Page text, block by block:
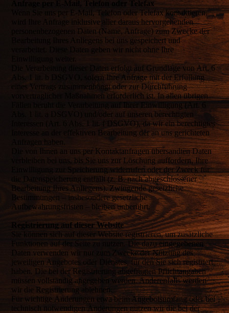
Anfrage per E-Mail, Telefon oder Telefax
Wenn Sie uns per E-Mail, Telefon oder Telefax kontaktieren,
wird Ihre Anfrage inklusive aller daraus hervorgehenden
personenbezogenen Daten (Name, Anfrage) zum Zwecke der
Bearbeitung Ihres Anliegens bei uns gespeichert und
verarbeitet. Diese Daten geben wir nicht ohne Ihre
Einwilligung weiter.
Die Verarbeitung dieser Daten erfolgt auf Grundlage von Art. 6
Abs. 1 lit. b DSGVO, sofern Ihre Anfrage mit der Erfüllung
eines Vertrags zusammenhängt oder zur Durchführung
vorvertraglicher Maßnahmen erforderlich ist. In allen übrigen
Fällen beruht die Verarbeitung auf Ihrer Einwilligung (Art. 6
Abs. 1 lit. a DSGVO) und/oder auf unseren berechtigten
Interessen (Art. 6 Abs. 1 lit. f DSGVO), da wir ein berechtigtes
Interesse an der effektiven Bearbeitung der an uns gerichteten
Anfragen haben.
Die von Ihnen an uns per Kontaktanfragen übersandten Daten
verbleiben bei uns, bis Sie uns zur Löschung auffordern, Ihre
Einwilligung zur Speicherung widerrufen oder der Zweck für
die Datenspeicherung entfällt (z. B. nach abgeschlossener
Bearbeitung Ihres Anliegens). Zwingende gesetzliche
Bestimmungen – insbesondere gesetzliche
Aufbewahrungsfristen – bleiben unberührt.
Registrierung auf dieser Website
Sie können sich auf dieser Website registrieren, um zusätzliche
Funktionen auf der Seite zu nutzen. Die dazu eingegebenen
Daten verwenden wir nur zum Zwecke der Nutzung des
jeweiligen Angebotes oder Dienstes, für den Sie sich registriert
haben. Die bei der Registrierung abgefragten Pflichtangaben
müssen vollständig angegeben werden. Anderenfalls werden
wir die Registrierung ablehnen.
Für wichtige Änderungen etwa beim Angebotsumfang oder bei
technisch notwendigen Änderungen nutzen wir die bei der